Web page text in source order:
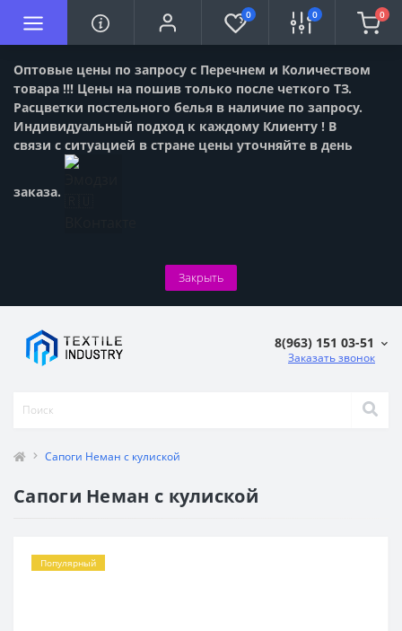
Оптовые цены по запросу с Перечнем и Количеством
товара !!! Цены на пошив только после четкого ТЗ.
Расцветки постельного белья в наличие по запросу.
Индивидуальный подход к каждому Клиенту ! В
связи с ситуацией в стране цены уточняйте в день
заказа.
Закрыть
0 0 0
8(963) 151 03-51
Заказать звонок
Сапоги Неман с кулиской
Сапоги Неман с кулиской
Популярный